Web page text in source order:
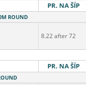
PR. NA ŠÍP
ROUND
8.22 after 72
PR. NA ŠÍP